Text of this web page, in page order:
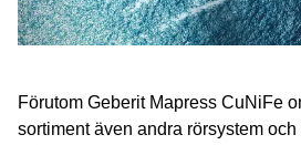
Förutom Geberit Mapress CuNiFe
sortiment även andra rörsystem